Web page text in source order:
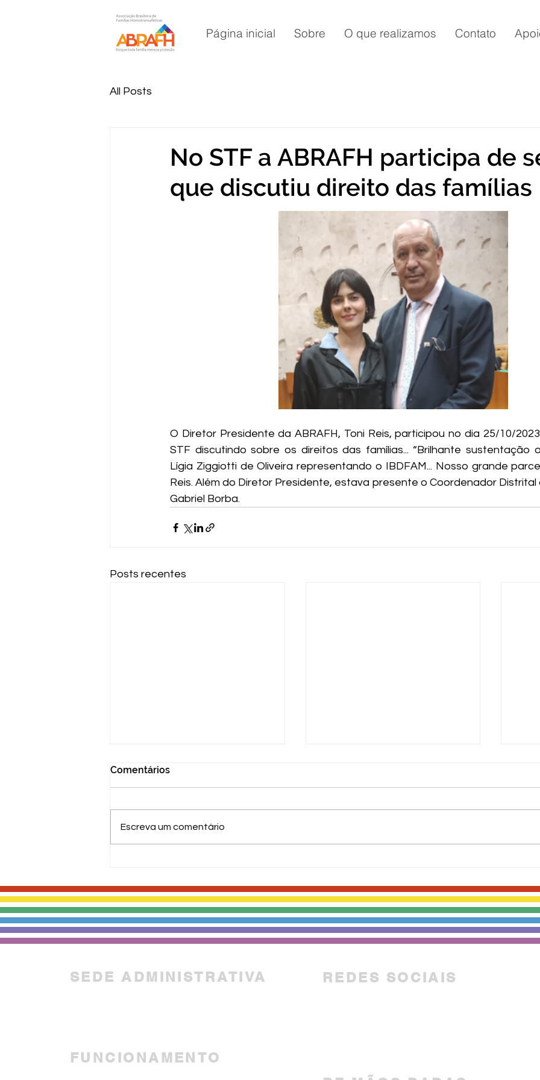
Página inicial Sobre O que realizamos Contato
All Posts
No STF a ABRAFH participa de
que discutiu direito das famílias
O Diretor Presidente da ABRAFH, Toni Reis, participou no dia 25/10/
STF discutindo sobre os direitos das famílias... “Brilhante sustentação
Lígia Ziggiotti de Oliveira representando o IBDFAM... Nosso grande
Reis. Além do Diretor Presidente, estava presente o Coordenador Distrital
Gabriel Borba.
Posts recentes
agradecem ao STF por
vitória em defesa de
homens GBTI+ em relações
homoafetivas contra a
violência doméstica
Fim da Violência Contra
Mulheres e Meninas
Comentários
Escreva um comentário
SEDE ADMINISTRATIVA
FUNCIONAMENTO
REDES SOCIAIS